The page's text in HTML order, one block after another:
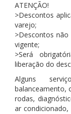
ATENÇÃO!
>Descontos
varejo;
>Descontos
vigente;
>Será
liberação do
Alguns
balanceamento,
rodas,
ar